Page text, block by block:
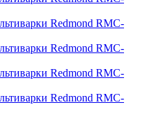
Redmond RMC-
Redmond RMC-
Redmond RMC-
Redmond RMC-